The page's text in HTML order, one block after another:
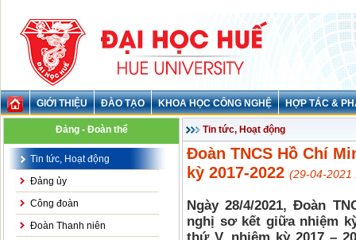
GIỚI THIỆU ĐÀO TẠO KHOA HỌC CÔNG NGHỆ HỢP TÁC &
Đảng - Đoàn thể
Tin tức, Hoạt động
Đảng ủy
Công đoàn
Đoàn Thanh niên
Tin tức, Hoạt động
Đoàn TNCS Hồ Chí
kỳ 2017-2022 (29-04-2021
Ngày 28/4/2021, Đoàn
nghị sơ kết giữa nhiệm